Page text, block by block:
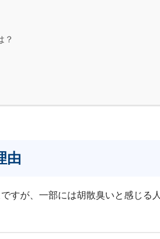
？
由
すが、一部には胡散臭いと感じる人